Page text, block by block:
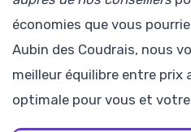
économies que vous
Aubin des Coudrais, nous
meilleur équilibre entre
optimale pour vous et votre